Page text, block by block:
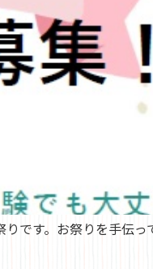
です。お祭りを手伝っ